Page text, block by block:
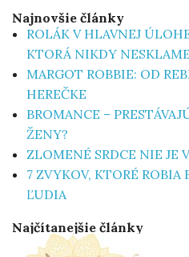
Najnovšie články
ROLÁK V HLAVNEJ
KTORÁ NIKDY NESKLAME
MARGOT ROBBIE: OD
HEREČKE
BROMANCE –
ŽENY?
ZLOMENÉ SRDCE NIE JE
7 ZVYKOV, KTORÉ ROBIA
ĽUDIA
Najčítanejšie články